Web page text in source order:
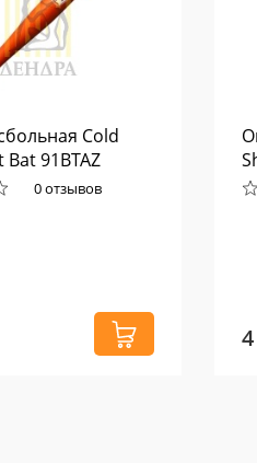
Cold
Bat 91BTAZ
0 отзывов